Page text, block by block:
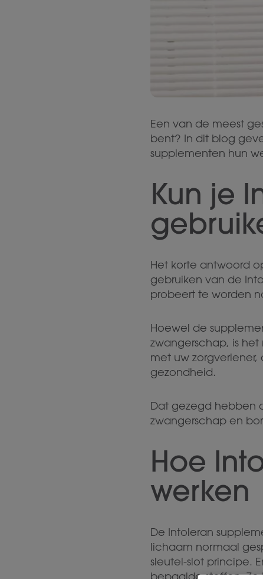
Een van de meest
bent? In dit blog
supplementen hun
Kun je
Het korte antwoord
gebruiken van de
probeert te worden
Hoewel de
zwangerschap, is
met uw
gezondheid.
Dat gezegd hebben
zwangerschap en
Hoe
werken
De Intoleran
lichaam normaal
sleutel-slot principe.